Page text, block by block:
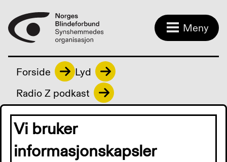
Meny
Forside
Lyd
Radio Z podkast
Radio Z podkast
Vi bruker
informasjonskapsler